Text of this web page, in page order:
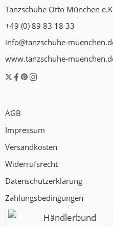
Tanzschuhe Otto München
+49 (0) 89 83 18 33
info@tanzschuhe-
www.tanzschuhe-
AGB
Impressum
Versandkosten
Widerrufsrecht
Datenschutzerklärung
Zahlungsbedingungen
Händlerbund